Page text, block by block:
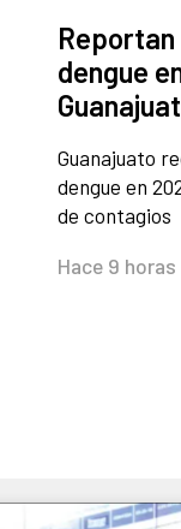
dengue
Guanajuato
dengue en
de contagios
Hace 9 horas